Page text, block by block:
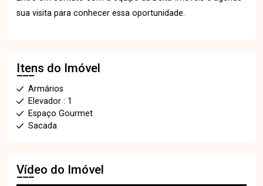
sua visita para conhecer essa oportunidade.
Itens do Imóvel
Armários
Elevador : 1
Espaço Gourmet
Sacada
Vídeo do Imóvel